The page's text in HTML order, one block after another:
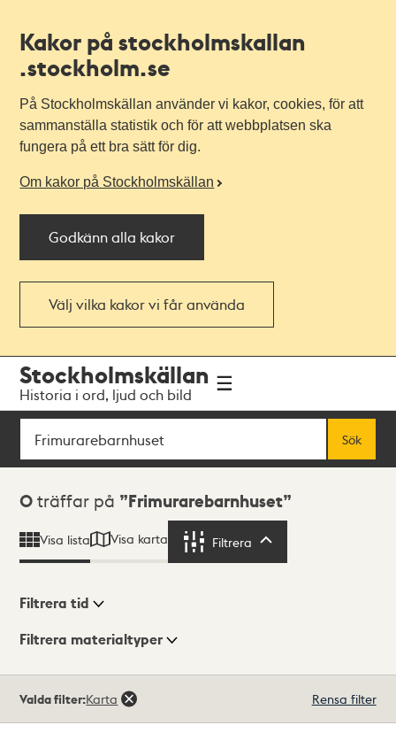
Kakor på stockholmskallan
.stockholm.se
På Stockholmskällan använder vi kakor, cookies, för att
sammanställa statistik och för att webbplatsen ska
fungera på ett bra sätt för dig.
Om kakor på Stockholmskällan
Godkänn alla kakor
Välj vilka kakor vi får använda
navigationen
huvudinnehållet
Stockholmskällan
Historia i ord, ljud och bild
Sök
Sök
Sökresultat
0 träffar på Frimurarebarnhuset
Visa lista Visa karta Filtrera
Visningsläge
Filtrera tid
Filtrera materialtyper
träffar
Valda filter:Karta Rensa filter